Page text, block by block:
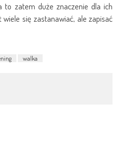
to zatem duże znaczenie dla ich
wiele się zastanawiać, ale zapisać
walka